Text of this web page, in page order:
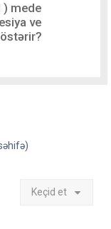
) mede
ve
Keçid et